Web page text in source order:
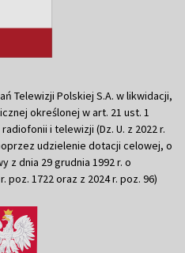
Telewizji Polskiej S.A. w likwidacji,
określonej w art. 21 ust. 1
i telewizji (Dz. U. z 2022 r.
udzielenie dotacji celowej, o
z dnia 29 grudnia 1992 r. o
poz. 1722 oraz z 2024 r. poz. 96)